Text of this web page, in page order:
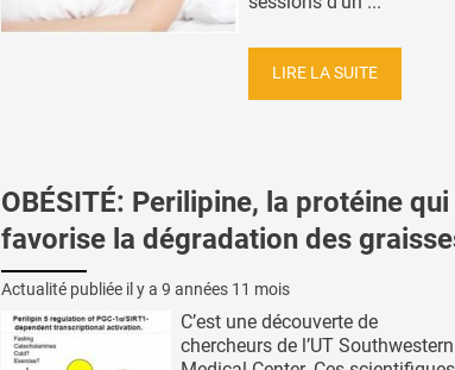
LIRE LA SUITE
OBÉSITÉ: Perilipine, la protéine qui
favorise la dégradation des
Actualité publiée il y a 9 années 11 mois
C’est une découverte de
chercheurs de l’UT Southwestern